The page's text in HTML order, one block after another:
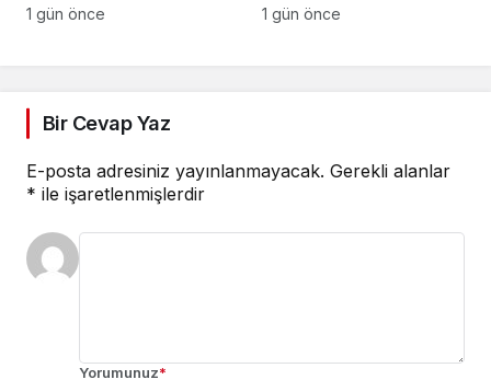
Atmos FlexConnect ile
1 gün önce
çözümü: SanDisk
1 gün önce
Bir Cevap Yaz
E-posta adresiniz yayınlanmayacak. Gerekli alanlar
* ile işaretlenmişlerdir
Yorumunuz*